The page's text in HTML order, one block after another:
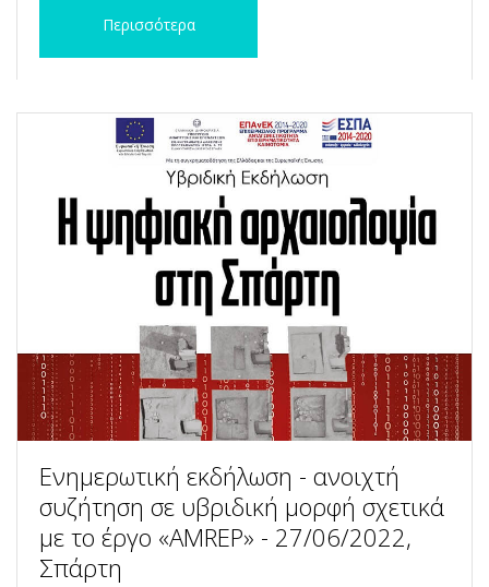
Περισσότερα
Ενημερωτική εκδήλωση - ανοιχτή
συζήτηση σε υβριδική μορφή σχετικά
με το έργο «AMREP» - 27/06/2022,
Σπάρτη